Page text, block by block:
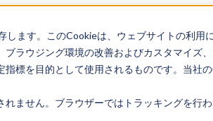
ます。このCookieは、ウェブサイトの利用
ラウジング環境の改善およびカスタマイズ
標を目的として使用されるものです。当社の
ません。ブラウザーではトラッキングを行
スキル診断（知財戦略 & コ